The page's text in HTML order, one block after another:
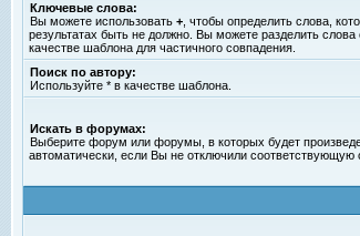
Ключевые слова:
Вы можете использовать + , чтобы определить слова,
результатах быть не должно. Вы можете разделить
качестве шаблона для частичного совпадения.
Поиск по автору:
Используйте * в качестве шаблона.
Искать в форумах:
Выберите форум или форумы, в которых будет
автоматически, если Вы не отключили соответствующую